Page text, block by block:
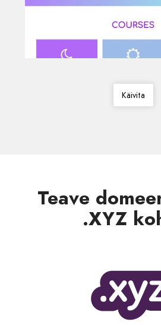
Käivita
Teave
.XYZ